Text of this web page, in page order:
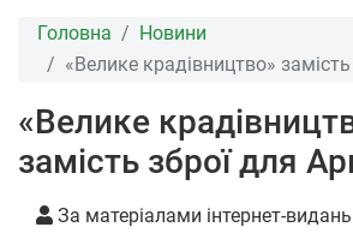
Головна
Новини
«Велике крадівництво»
«Велике
замість зброї для
За матеріалами інтернет-видань